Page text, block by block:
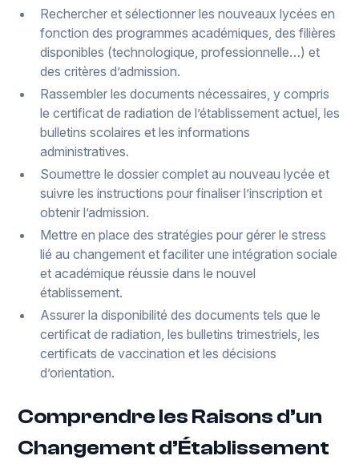
Rechercher et sélectionner les nouveaux lycées en
fonction des programmes académiques, des filières
disponibles (technologique, professionnelle…) et
des critères d’admission.
Rassembler les documents nécessaires, y compris
le certificat de radiation de l’établissement actuel, les
bulletins scolaires et les informations
administratives.
Soumettre le dossier complet au nouveau lycée et
suivre les instructions pour finaliser l’inscription et
obtenir l’admission.
Mettre en place des stratégies pour gérer le stress
lié au changement et faciliter une intégration sociale
et académique réussie dans le nouvel
établissement.
Assurer la disponibilité des documents tels que le
certificat de radiation, les bulletins trimestriels, les
certificats de vaccination et les décisions
d’orientation.
Comprendre les Raisons d’un
Changement d’Établissement